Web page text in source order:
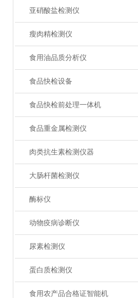
亚硝酸盐检测仪
瘦肉精检测仪
食用油品质分析仪
食品快检设备
食品快检前处理一体机
食品重金属检测仪
肉类抗生素检测仪器
大肠杆菌检测仪
酶标仪
动物疫病诊断仪
尿素检测仪
蛋白质检测仪
食用农产品合格证智能机